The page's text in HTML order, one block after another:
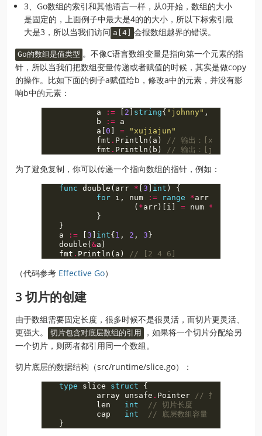
3、Go数组的索引和其他语言一样，从0开始，数组的大小
是固定的，上面例子中最大是4的的大小，所以下标索引最
大是3，所以当我们访问 a[4] 会报数组越界的错误。
Go的数组是值类型 。不像C语言数组变量是指向第一个元素的指
针，所以当我们把数组变量传递或者赋值的时候，其实是做copy
的操作。比如下面的例子a赋值给b，修改a中的元素，并没有影
响b中的元素：
a := 2 string{ "johnny" ,
b
:= a
a 0 =
"xujiajun"
fmt . Println ( a )
// 输出：[xujiajun 太
fmt . Println ( b ) // 输出：[johnny 太白
为了避免复制，你可以传递一个指向数组的指针，例如：
func double ( arr * 3 int )
{
for i , num := range *arr
( *arr )[ i = num *
}
}
a
:= 3 int{ 1 , 2 , 3 }
double ( &a )
fmt . Println ( a ) // [2 4 6]
（代码参考 Effective Go）
3 切片的创建
由于数组需要固定长度，很多时候不是很灵活，而切片更灵活、
更强大。
切片包含对底层数组的引用
，如果将一个切片分配给另
一个切片，则两者都引用同一个数组。
切片底层的数据结构（src/runtime/slice.go）：
type slice struct
{
array unsafe . Pointer
// 指针指向底层
len
int
// 切片长度
cap
int
// 底层数组容量
}